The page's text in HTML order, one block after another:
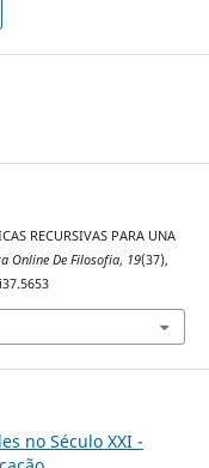
RECURSIVAS PARA UNA
Online De Filosofia, 19(37),
no Século XXI -